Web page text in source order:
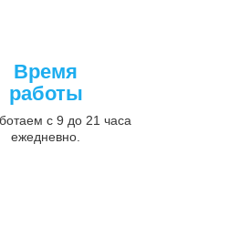
Время
работы
с 9 до 21 часа
ежедневно.